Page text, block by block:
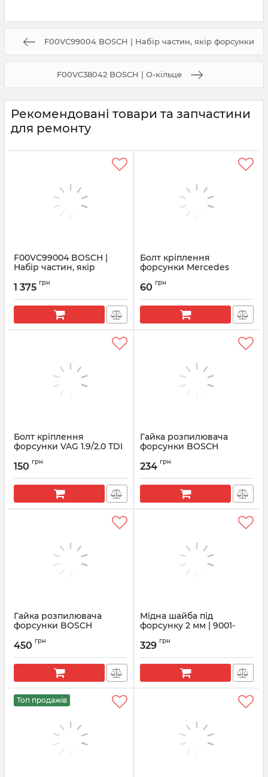
F00VC99004 BOSCH | Набір частин, якір форсунки
F00VC38042 BOSCH | О-кільце
Рекомендовані товари та запчастини
для ремонту
F00VC99004 BOSCH |
Набір частин, якір
Артикул:
1 375 грн
Болт кріплення
форсунки Mercedes
Артикул:
60 грн
Болт кріплення
форсунки VAG 1.9/2.0 TDI
Артикул:
150 грн
Гайка розпилювача
форсунки BOSCH
Артикул:
234 грн
Гайка розпилювача
форсунки BOSCH
Артикул:
450 грн
Мідна шайба під
форсунку 2 мм | 9001-
Артикул:
329 грн
Топ продажів